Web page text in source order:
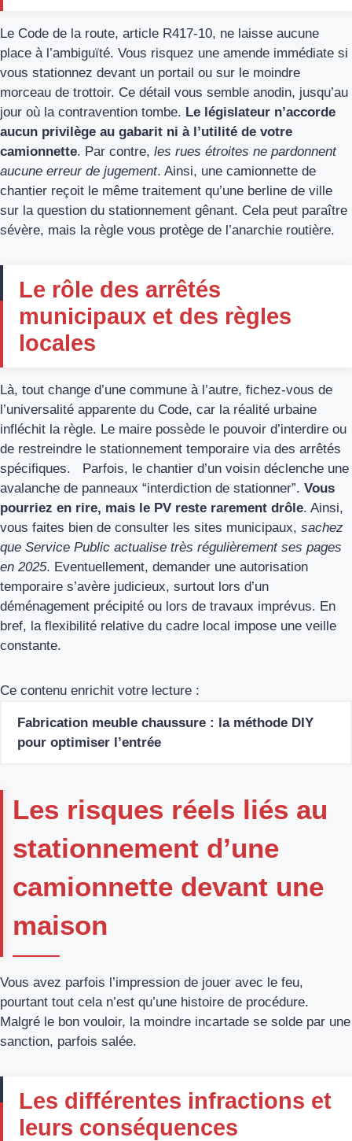
Le Code de la route, article R417-10, ne laisse aucune
place à l’ambiguïté. Vous risquez une amende immédiate si
vous stationnez devant un portail ou sur le moindre
morceau de trottoir. Ce détail vous semble anodin, jusqu’au
jour où la contravention tombe. Le législateur n’accorde
aucun privilège au gabarit ni à l’utilité de votre
camionnette. Par contre, les rues étroites ne pardonnent
aucune erreur de jugement. Ainsi, une camionnette de
chantier reçoit le même traitement qu’une berline de ville
sur la question du stationnement gênant. Cela peut paraître
sévère, mais la règle vous protège de l’anarchie routière.
Le rôle des arrêtés
municipaux et des règles
locales
Là, tout change d’une commune à l’autre, fichez-vous de
l’universalité apparente du Code, car la réalité urbaine
infléchit la règle. Le maire possède le pouvoir d’interdire ou
de restreindre le stationnement temporaire via des arrêtés
spécifiques. Parfois, le chantier d’un voisin déclenche une
avalanche de panneaux “interdiction de stationner”. Vous
pourriez en rire, mais le PV reste rarement drôle. Ainsi,
vous faites bien de consulter les sites municipaux, sachez
que Service Public actualise très régulièrement ses pages
en 2025. Eventuellement, demander une autorisation
temporaire s’avère judicieux, surtout lors d’un
déménagement précipité ou lors de travaux imprévus. En
bref, la flexibilité relative du cadre local impose une veille
constante.
Ce contenu enrichit votre lecture :
Fabrication meuble chaussure : la méthode DIY
pour optimiser l’entrée
Les risques réels liés au
stationnement d’une
camionnette devant une
maison
Vous avez parfois l’impression de jouer avec le feu,
pourtant tout cela n’est qu’une histoire de procédure.
Malgré le bon vouloir, la moindre incartade se solde par une
sanction, parfois salée.
Les différentes infractions et
leurs conséquences